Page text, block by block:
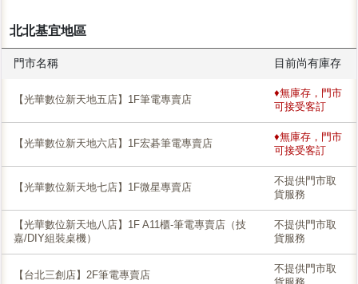
北北基宜地區
門市名稱 目前尚有庫存
【光華數位新天地五店】1F筆電專賣店
♦無庫存，門市
可接受客訂
【光華數位新天地六店】1F宏碁筆電專賣店
♦無庫存，門市
可接受客訂
【光華數位新天地七店】1F微星專賣店
不提供門市取
貨服務
【光華數位新天地八店】1F A11櫃-筆電專賣店（技
嘉/DIY組裝桌機）
不提供門市取
貨服務
【台北三創店】2F筆電專賣店
不提供門市取